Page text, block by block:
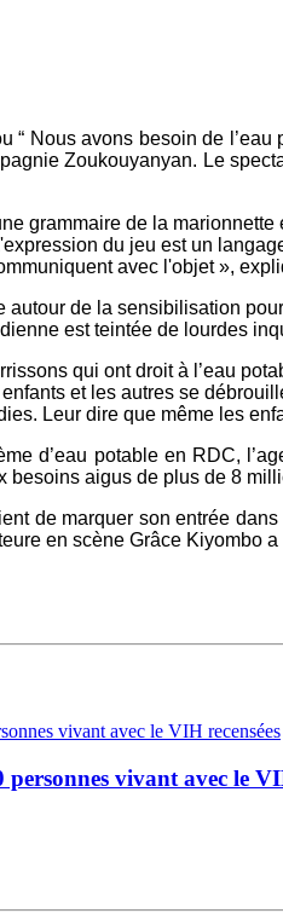
“ Nous avons besoin de
Zoukouyanyan. Le
grammaire de la
du jeu est un
avec l'objet »,
autour de la sensibilisation
est teintée de lourdes
qui ont droit à l’eau
enfants et les autres se
Leur dire que même les
d’eau potable en RDC,
besoins aigus de plus de 8
de marquer son entrée
en scène Grâce Kiyombo
vivant avec le